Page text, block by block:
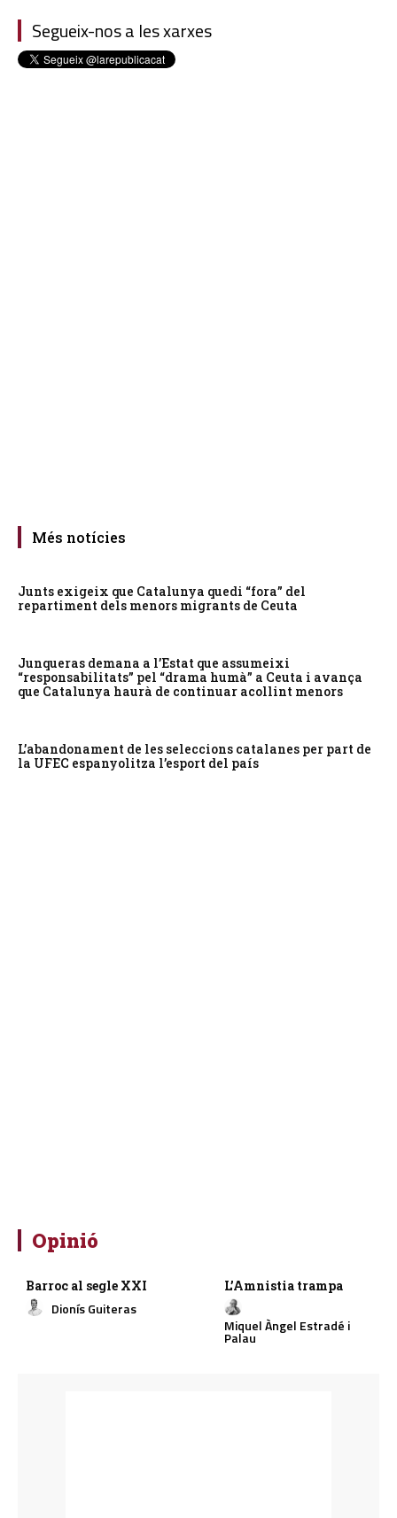
Segueix-nos a les xarxes
Més notícies
Junts exigeix que Catalunya quedi “fora” del
repartiment dels menors migrants de Ceuta
Junqueras demana a l’Estat que assumeixi
“responsabilitats” pel “drama humà” a Ceuta i avança
que Catalunya haurà de continuar acollint menors
L’abandonament de les seleccions catalanes per part de
la UFEC espanyolitza l’esport del país
Opinió
Barroc al segle XXI
Dionís Guiteras
L’Amnistia trampa
Miquel Àngel Estradé i
Palau